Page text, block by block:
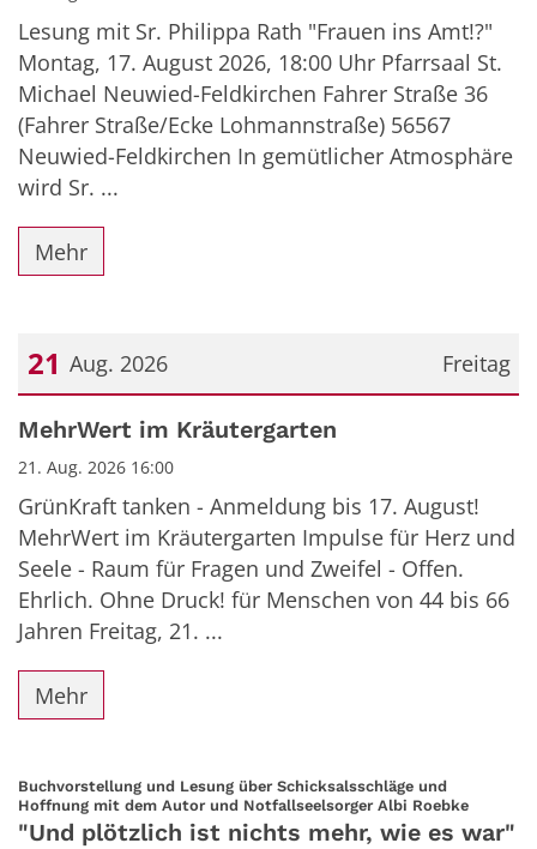
Lesung mit Sr. Philippa Rath "Frauen ins Amt!?"
Montag, 17. August 2026, 18:00 Uhr Pfarrsaal St.
Michael Neuwied-Feldkirchen Fahrer Straße 36
(Fahrer Straße/Ecke Lohmannstraße) 56567
Neuwied-Feldkirchen In gemütlicher Atmosphäre
wird Sr. ...
Mehr
Freitag
21 Aug. 2026
Datum: 21. August 2026
MehrWert im Kräutergarten
21. Aug. 2026 16:00
GrünKraft tanken - Anmeldung bis 17. August!
MehrWert im Kräutergarten Impulse für Herz und
Seele - Raum für Fragen und Zweifel - Offen.
Ehrlich. Ohne Druck! für Menschen von 44 bis 66
Jahren Freitag, 21. ...
Mehr
Buchvorstellung und Lesung über Schicksalsschläge und
Hoffnung mit dem Autor und Notfallseelsorger Albi Roebke:
"Und plötzlich ist nichts mehr, wie es war"